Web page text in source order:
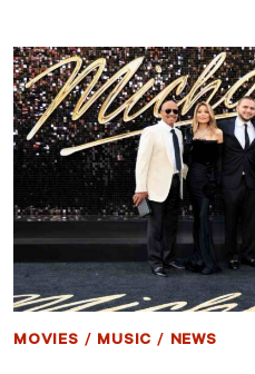
ッ
プ”再
現
の
軌
跡
――6/12（金）
日
本
公
開
ル・
ジ
ャ
ク
ソ
ン
の
歌
声
が
ス
ク
リ
ー
で
MOVIES / MUSIC / NEWS